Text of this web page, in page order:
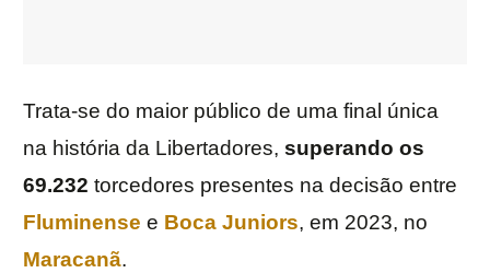
Trata-se do maior público de uma final única
na história da Libertadores, superando os
69.232 torcedores presentes na decisão entre
Fluminense e Boca Juniors, em 2023, no
Maracanã.